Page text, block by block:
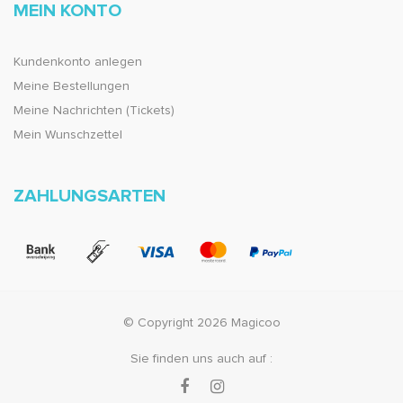
MEIN KONTO
Kundenkonto anlegen
Meine Bestellungen
Meine Nachrichten (Tickets)
Mein Wunschzettel
ZAHLUNGSARTEN
© Copyright 2026 Magicoo
Sie finden uns auch auf :